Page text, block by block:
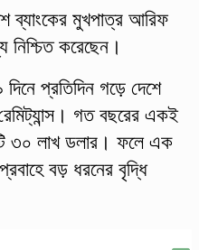
ব্যাংকের মুখপাত্র আরিফ
করেছেন।
প্রতিদিন গড়ে দেশে
গত বছরের একই
৩০ লাখ ডলার। ফলে এক
বড় ধরনের বৃদ্ধি